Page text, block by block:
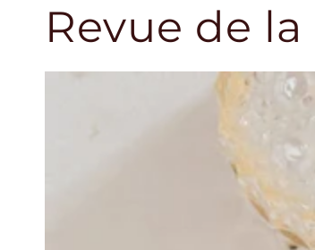
Revue de la